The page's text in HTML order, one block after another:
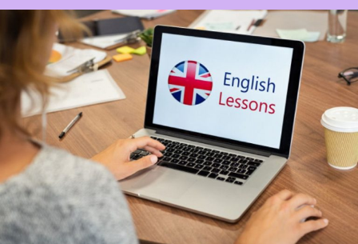
«Разговаривай
слушай
—
ты
в
обществе».